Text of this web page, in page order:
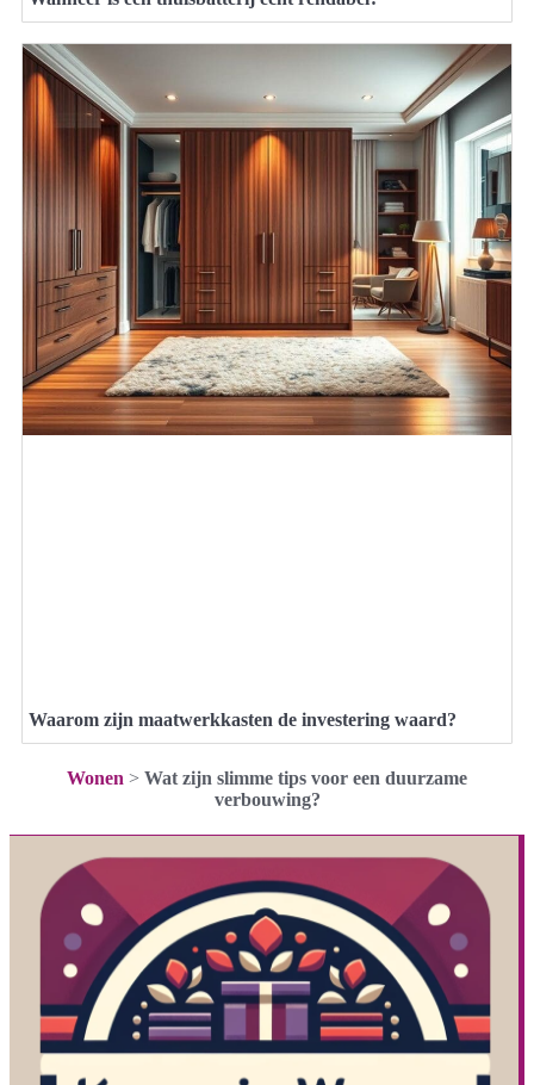
Waarom zijn maatwerkkasten de investering waard?
Wonen > Wat zijn slimme tips voor een duurzame
verbouwing?